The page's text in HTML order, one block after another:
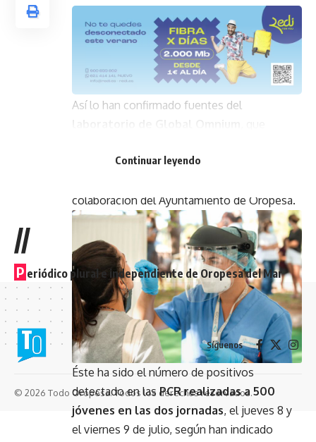
Así lo han confirmado fuentes del
de hacer estas pruebas masivas y gratuitas a
colaboración del Ayuntamiento de Oropesa.
Éste ha sido el número de positivos
detectado en las PCR realizadas a 500
jóvenes en las dos jornadas, el jueves 8 y
el viernes 9 de julio, según han indicado
Continuar leyendo
//
P eriódico plural e independiente de Oropesa del Mar
Síguenos
© 2026 Todo Oropesa. Todos los derechos reservados.